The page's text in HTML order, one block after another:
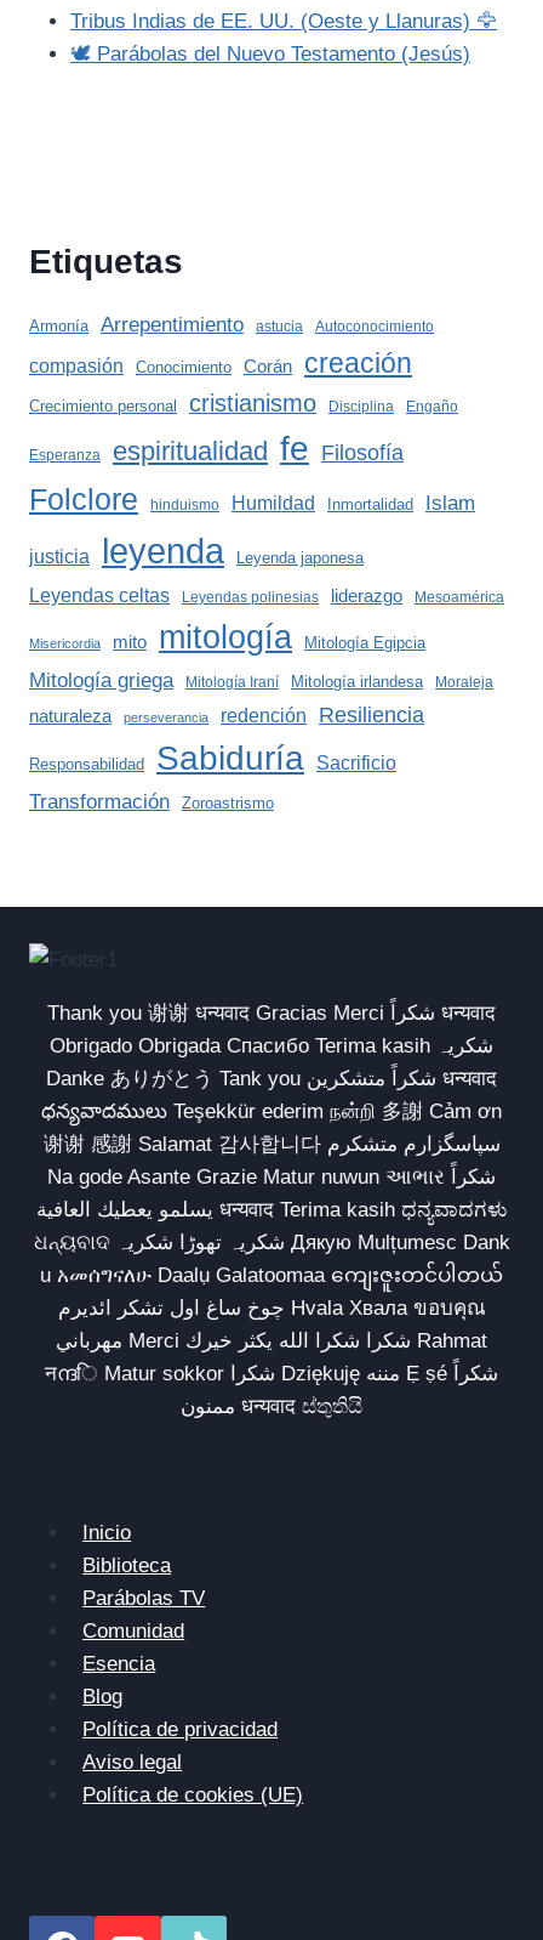
Tribus Indias de EE. UU. (Oeste y Llanuras) 🦅
🕊️ Parábolas del Nuevo Testamento (Jesús)
Etiquetas
Armonía Arrepentimiento astucia Autoconocimiento
compasión Conocimiento Corán creación
Crecimiento personal cristianismo Disciplina Engaño
Esperanza espiritualidad fe Filosofía
Folclore hinduismo Humildad Inmortalidad Islam
justicia leyenda Leyenda japonesa
Leyendas celtas Leyendas polinesias liderazgo Mesoamérica
Misericordia mito mitología Mitología Egipcia
Mitología griega Mitología Iraní Mitología irlandesa Moraleja
naturaleza perseverancia redención Resiliencia
Responsabilidad Sabiduría Sacrificio
Transformación Zoroastrismo
Thank you 谢谢 धन्यवाद Gracias Merci شكراً धन्यवाद
Obrigado Obrigada Спасибо Terima kasih شکریہ
Danke ありがとう Tank you شكراً متشكرين धन्यवाद
ధన్యవాదములు Teşekkür ederim நன்றி 多謝 Cảm ơn
谢谢 感謝 Salamat 감사합니다 سپاسگزارم متشکرم
Na gode Asante Grazie Matur nuwun આભાર شكراً
يسلمو يعطيك العافية धन्यवाद Terima kasih ಧನ್ಯವಾದಗಳು
ଧନ୍ୟବାଦ شکریہ تھوڑا شکریہ Дякую Mulțumesc Dank
u አመሰግናለሁ Daalụ Galatoomaa ကျေးဇူးတင်ပါတယ်
چوخ ساغ اول تشکر ائدیرم Hvala Хвала ขอบคุณ
مهرباني Merci شكرا شكرا الله يكثر خيرك Rahmat
नന്ദि Matur sokkor شكرا Dziękuję مننه Ẹ ṣé شكراً
ممنون धन्यवाद ස්තුතියි
Inicio
Biblioteca
Parábolas TV
Comunidad
Esencia
Blog
Política de privacidad
Aviso legal
Política de cookies (UE)